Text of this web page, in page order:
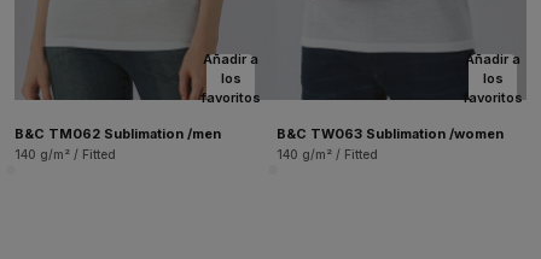
Añadir a
los
favoritos
B&C TM062 Sublimation /men
140 g/m² / Fitted
Añadir a
los
favoritos
B&C TW063 Sublimation /women
140 g/m² / Fitted